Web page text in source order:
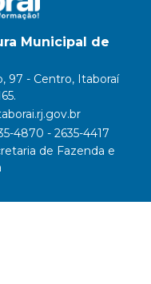
Municipal de
97 - Centro, Itaboraí
4870 - 2635-4417
de Fazenda e